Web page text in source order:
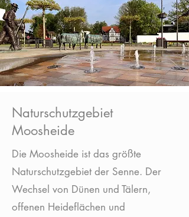
Naturschutzgebiet
Moosheide
Die Moosheide ist das größte
Naturschutzgebiet der Senne. Der
Wechsel von Dünen und Tälern,
offenen Heideflächen und